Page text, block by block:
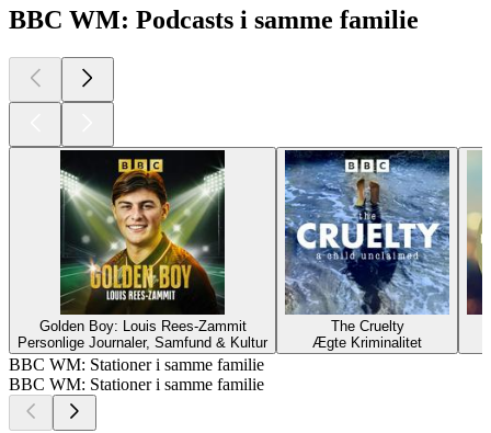
BBC WM: Podcasts i samme familie
Golden Boy: Louis Rees-Zammit
Personlige Journaler, Samfund & Kultur
The Cruelty
Ægte Kriminalitet
BBC WM: Stationer i samme familie
BBC WM: Stationer i samme familie